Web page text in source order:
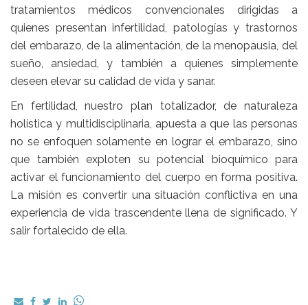
tratamientos médicos convencionales dirigidas a
quienes presentan infertilidad, patologías y trastornos
del embarazo, de la alimentación, de la menopausia, del
sueño, ansiedad, y también a quienes simplemente
deseen elevar su calidad de vida y sanar.
En fertilidad, nuestro plan totalizador, de naturaleza
holística y multidisciplinaria, apuesta a que las personas
no se enfoquen solamente en lograr el embarazo, sino
que también exploten su potencial bioquímico para
activar el funcionamiento del cuerpo en forma positiva.
La misión es convertir una situación conflictiva en una
experiencia de vida trascendente llena de significado. Y
salir fortalecido de ella.